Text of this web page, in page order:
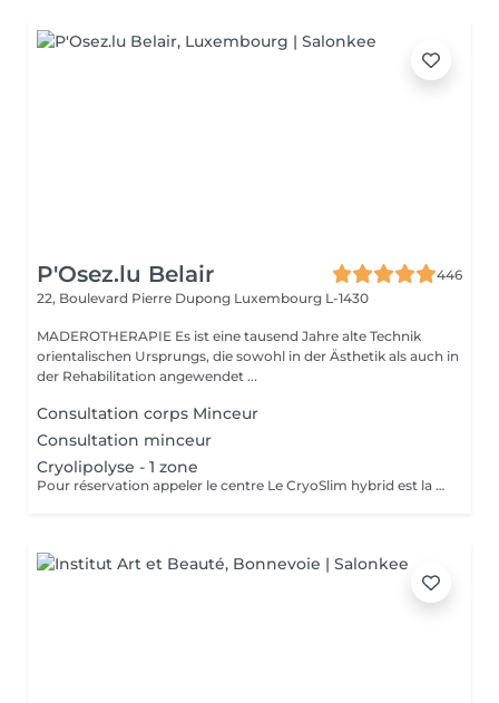
P'Osez.lu Belair
446
22, Boulevard Pierre Dupong Luxembourg L-1430
MADEROTHERAPIE Es ist eine tausend Jahre alte Technik
orientalischen Ursprungs, die sowohl in der Ästhetik als auch in
der Rehabilitation angewendet ...
Consultation corps Minceur
Consultation minceur
Cryolipolyse - 1 zone
Pour réservation appeler le centre Le CryoSlim hybrid est la nouvelle génération de Cryolipolyse médicale (traitement des cellules de graisse par le froid). CryoSlim hybrid est le seul appareil d'amincissement à garantir les résultats minceur cliniquement supérieurs à la moyenne et exclusivement avec des températures de traitement saines et sans danger pour l'organisme. Ce traitement concerne les hommes et les femmes qui présentent une ou plusieurs zones localisées souvent résistantes aux efforts de régime et sport : ventre, poignées d'amour, culotte de cheval, intérieur des cuisses, genoux, bras, dos.